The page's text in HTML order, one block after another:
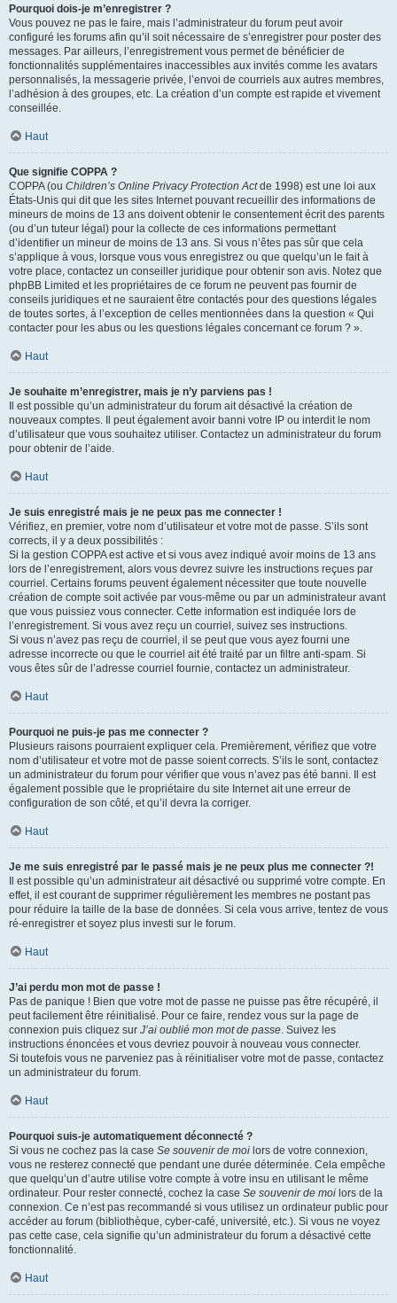
Pourquoi dois-je m’enregistrer ?
Vous pouvez ne pas le faire, mais l’administrateur du forum peut avoir
configuré les forums afin qu’il soit nécessaire de s’enregistrer pour poster des
messages. Par ailleurs, l’enregistrement vous permet de bénéficier de
fonctionnalités supplémentaires inaccessibles aux invités comme les avatars
personnalisés, la messagerie privée, l’envoi de courriels aux autres membres,
l’adhésion à des groupes, etc. La création d’un compte est rapide et vivement
conseillée.
Haut
Que signifie COPPA ?
COPPA (ou Children’s Online Privacy Protection Actde 1998) est une loi aux
États-Unis qui dit que les sites Internet pouvant recueillir des informations de
mineurs de moins de 13 ans doivent obtenir le consentement écrit des parents
(ou d’un tuteur légal) pour la collecte de ces informations permettant
d’identifier un mineur de moins de 13 ans. Si vous n’êtes pas sûr que cela
s’applique à vous, lorsque vous vous enregistrez ou que quelqu’un le fait à
votre place, contactez un conseiller juridique pour obtenir son avis. Notez que
phpBB Limited et les propriétaires de ce forum ne peuvent pas fournir de
conseils juridiques et ne sauraient être contactés pour des questions légales
de toutes sortes, à l’exception de celles mentionnées dans la question « Qui
contacter pour les abus ou les questions légales concernant ce forum ? ».
Haut
Je souhaite m’enregistrer, mais je n’y parviens pas !
Il est possible qu’un administrateur du forum ait désactivé la création de
nouveaux comptes. Il peut également avoir banni votre IP ou interdit le nom
d’utilisateur que vous souhaitez utiliser. Contactez un administrateur du forum
pour obtenir de l’aide.
Haut
Je suis enregistré mais je ne peux pas me connecter !
Vérifiez, en premier, votre nom d’utilisateur et votre mot de passe. S’ils sont
corrects, il y a deux possibilités :
Si la gestion COPPA est active et si vous avez indiqué avoir moins de 13 ans
lors de l’enregistrement, alors vous devrez suivre les instructions reçues par
courriel. Certains forums peuvent également nécessiter que toute nouvelle
création de compte soit activée par vous-même ou par un administrateur avant
que vous puissiez vous connecter. Cette information est indiquée lors de
l’enregistrement. Si vous avez reçu un courriel, suivez ses instructions.
Si vous n’avez pas reçu de courriel, il se peut que vous ayez fourni une
adresse incorrecte ou que le courriel ait été traité par un filtre anti-spam. Si
vous êtes sûr de l’adresse courriel fournie, contactez un administrateur.
Haut
Pourquoi ne puis-je pas me connecter ?
Plusieurs raisons pourraient expliquer cela. Premièrement, vérifiez que votre
nom d’utilisateur et votre mot de passe soient corrects. S’ils le sont, contactez
un administrateur du forum pour vérifier que vous n’avez pas été banni. Il est
également possible que le propriétaire du site Internet ait une erreur de
configuration de son côté, et qu’il devra la corriger.
Haut
Je me suis enregistré par le passé mais je ne peux plus me connecter ?!
Il est possible qu’un administrateur ait désactivé ou supprimé votre compte. En
effet, il est courant de supprimer régulièrement les membres ne postant pas
pour réduire la taille de la base de données. Si cela vous arrive, tentez de vous
ré-enregistrer et soyez plus investi sur le forum.
Haut
J’ai perdu mon mot de passe !
Pas de panique ! Bien que votre mot de passe ne puisse pas être récupéré, il
peut facilement être réinitialisé. Pour ce faire, rendez vous sur la page de
connexion puis cliquez sur J’ai oublié mon mot de passe. Suivez les
instructions énoncées et vous devriez pouvoir à nouveau vous connecter.
Si toutefois vous ne parveniez pas à réinitialiser votre mot de passe, contactez
un administrateur du forum.
Haut
Pourquoi suis-je automatiquement déconnecté ?
Si vous ne cochez pas la case Se souvenir de moi lors de votre connexion,
vous ne resterez connecté que pendant une durée déterminée. Cela empêche
que quelqu’un d’autre utilise votre compte à votre insu en utilisant le même
ordinateur. Pour rester connecté, cochez la case Se souvenir de moi lors de la
connexion. Ce n’est pas recommandé si vous utilisez un ordinateur public pour
accéder au forum (bibliothèque, cyber-café, université, etc.). Si vous ne voyez
pas cette case, cela signifie qu’un administrateur du forum a désactivé cette
fonctionnalité.
Haut